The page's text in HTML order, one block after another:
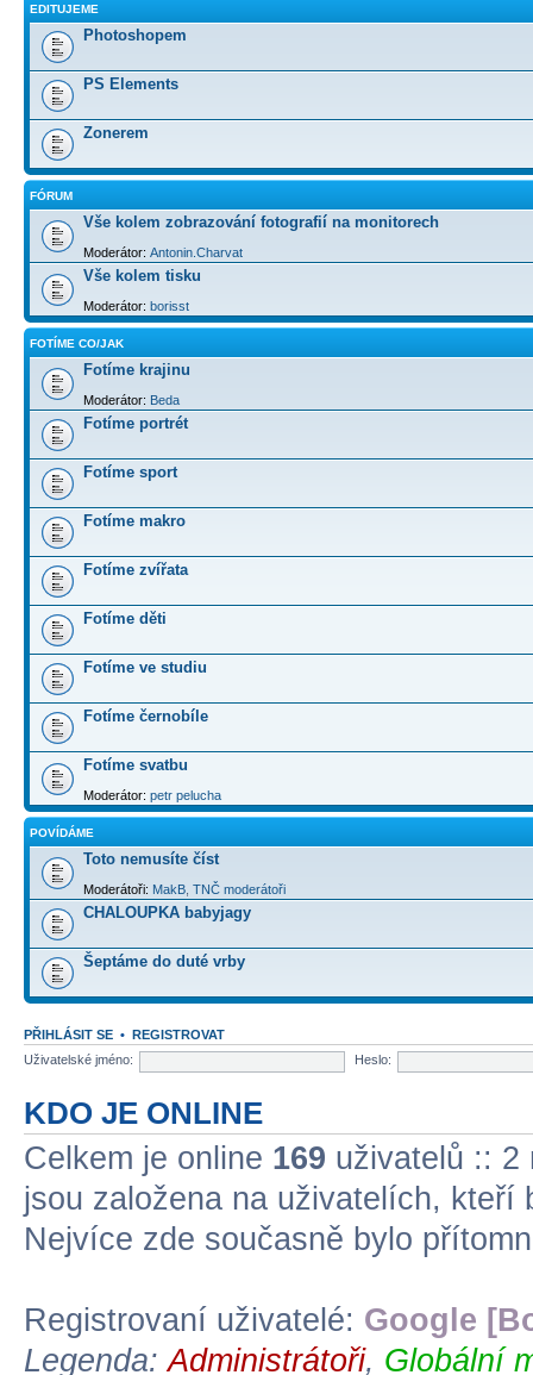
EDITUJEME
Photoshopem
PS Elements
Zonerem
FÓRUM
Vše kolem zobrazování fotografií na monitorech
Moderátor: Antonin.Charvat
Vše kolem tisku
Moderátor: borisst
FOTÍME CO/JAK
Fotíme krajinu
Moderátor: Beda
Fotíme portrét
Fotíme sport
Fotíme makro
Fotíme zvířata
Fotíme děti
Fotíme ve studiu
Fotíme černobíle
Fotíme svatbu
Moderátor: petr pelucha
POVÍDÁME
Toto nemusíte číst
Moderátoři: MakB TNČ moderátoři
CHALOUPKA babyjagy
Šeptáme do duté vrby
PŘIHLÁSIT SE • REGISTROVAT
Uživatelské jméno:
Heslo:
KDO JE ONLINE
Celkem je online 169 uživatelů :: 2
jsou založena na uživatelích,
Nejvíce zde současně bylo
Registrovaní uživatelé: Google
Legenda:Administrátoři, Globální